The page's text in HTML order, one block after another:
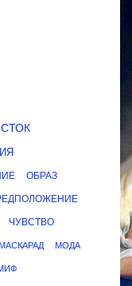
ОБРАЗ
ЧУВСТВО
МАСКАРАД МОДА